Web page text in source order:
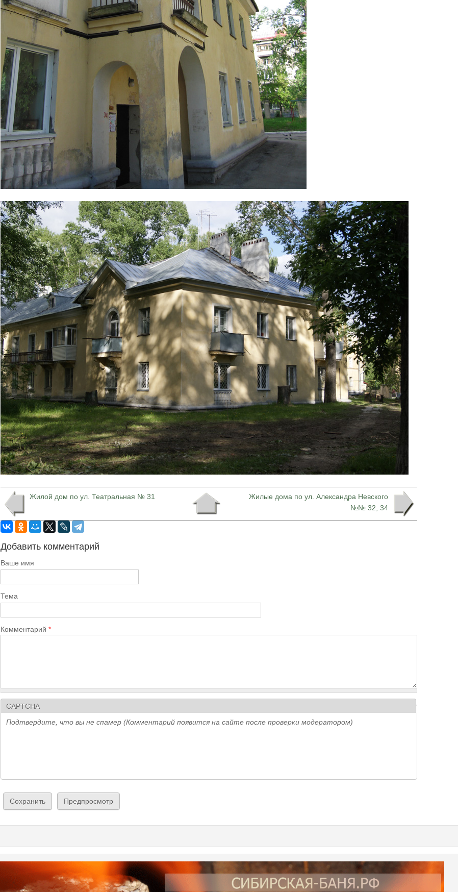
Жилой дом по ул. Театральная № 31
Жилые дома по ул. Александра Невского
№№ 32, 34
Добавить комментарий
Ваше имя
Тема
Комментарий*
CAPTCHA
Подтвердите, что вы не спамер (Комментарий появится на сайте после проверки модератором)